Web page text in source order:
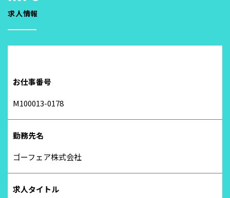
求人情報
お仕事番号
M100013-0178
勤務先名
ゴーフェア株式会社
求人タイトル